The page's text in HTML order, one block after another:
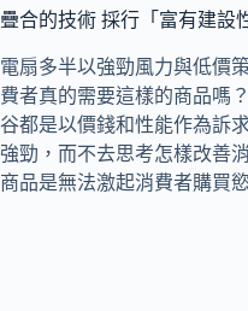
疊合的技術 採行「富有建設
電扇多半以強勁風力與低價
費者真的需要這樣的商品嗎
谷都是以價錢和性能作為訴
強勁，而不去思考怎樣改善
商品是無法激起消費者購買